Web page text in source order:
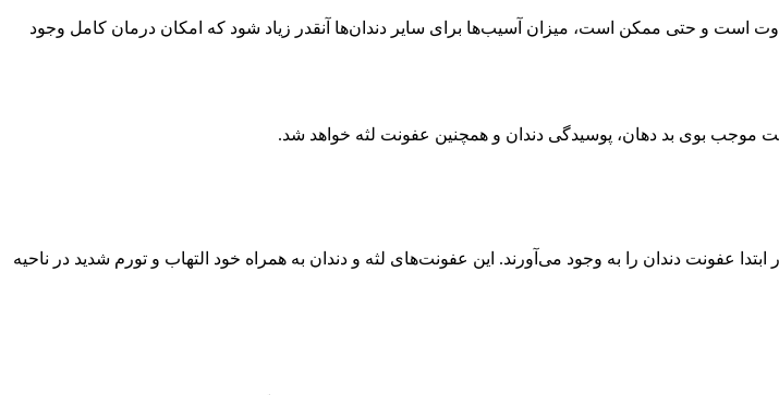
است و حتی ممکن است، میزان آسیب‌ها برای سایر دندان‌ها آنقدر زیاد شود که امکان درمان کامل وجود
موجب بوی بد دهان، پوسیدگی دندان و همچنین عفونت لثه خواهد شد.
عفونت دندان را به وجود می‌آورند. این عفونت‌های لثه و دندان به همراه خود التهاب و تورم شدید در ناحیه